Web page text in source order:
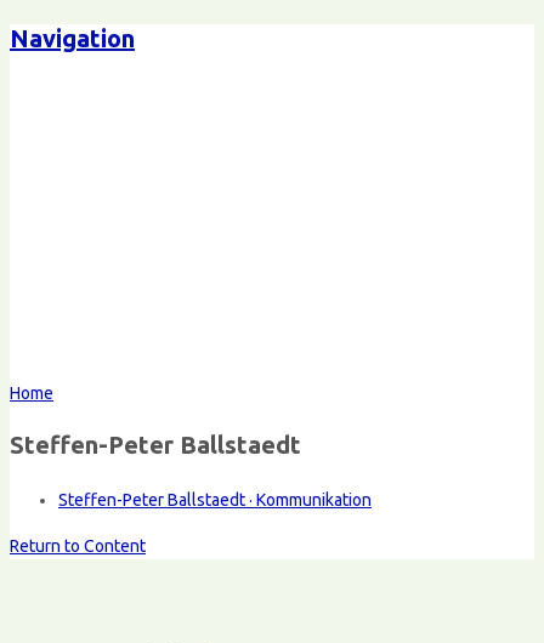
Navigation
Home
Steffen-Peter Ballstaedt
Steffen-Peter Ballstaedt · Kommunikation
Return to Content